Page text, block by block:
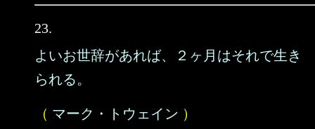
23.
よいお世辞があれば、２ヶ月はそれで生き
られる。
（ マーク・トウェイン ）